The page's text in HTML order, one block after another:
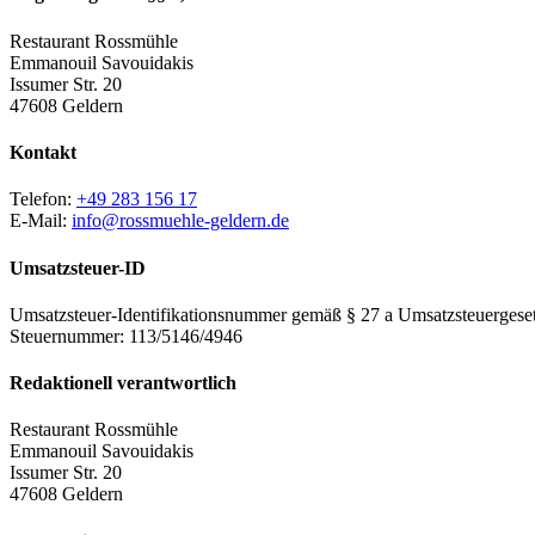
Restaurant Rossmühle
Emmanouil Savouidakis
Issumer Str. 20
47608 Geldern
Kontakt
Telefon: +49 283 156 17
E-Mail: info@rossmuehle-geldern.de
Umsatzsteuer-ID
Umsatzsteuer-Identifikationsnummer gemäß § 27 a
Steuernummer: 113/5146/4946
Redaktionell verantwortlich
Restaurant Rossmühle
Emmanouil Savouidakis
Issumer Str. 20
47608 Geldern